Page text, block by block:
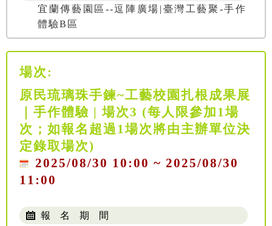
宜蘭傳藝園區--逗陣廣場|臺灣工藝聚-手作
體驗B區
場次:
原民琉璃珠手鍊~工藝校園扎根成果展
｜手作體驗 | 場次3 (每人限參加1場
次；如報名超過1場次將由主辦單位決
定錄取場次)
2025/08/30 10:00 ~ 2025/08/30
11:00
報 名 期 間